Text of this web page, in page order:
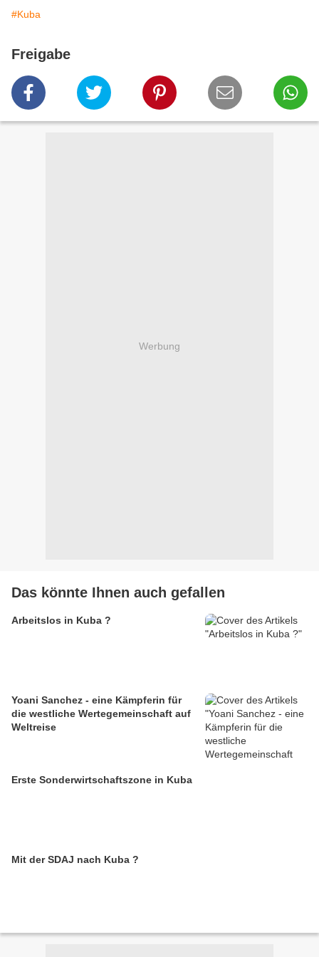
#Kuba
Freigabe
Werbung
Das könnte Ihnen auch gefallen
Arbeitslos in Kuba ?
Yoani Sanchez - eine Kämpferin für
die westliche Wertegemeinschaft auf
Weltreise
Erste Sonderwirtschaftszone in Kuba
Mit der SDAJ nach Kuba ?